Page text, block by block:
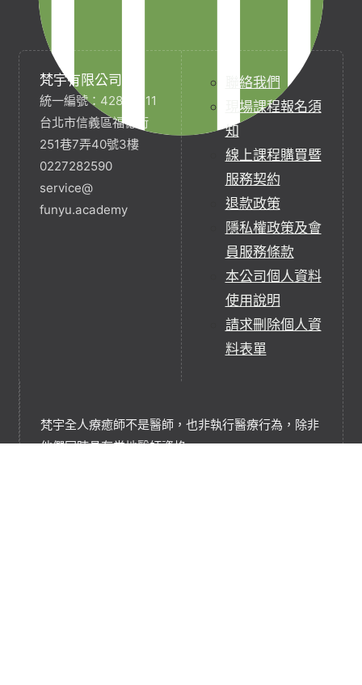
梵宇有限公司
統一編號：42854211
台北市信義區福德街
251巷7弄40號3樓
0227282590
service@
funyu.academy
聯絡我們
現場課程報名須
知
線上課程購買暨
服務契約
退款政策
隱私權政策及會
員服務條款
本公司個人資料
使用說明
請求刪除個人資
料表單
梵宇全人療癒師不是醫師，也非執行醫療行為，除非
他們同時具有當地醫師資格。